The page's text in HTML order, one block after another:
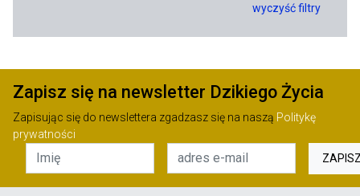
wyczyść filtry
Zapisz się na newsletter Dzikiego Życia
Zapisując się do newslettera zgadzasz się na naszą Politykę
prywatności